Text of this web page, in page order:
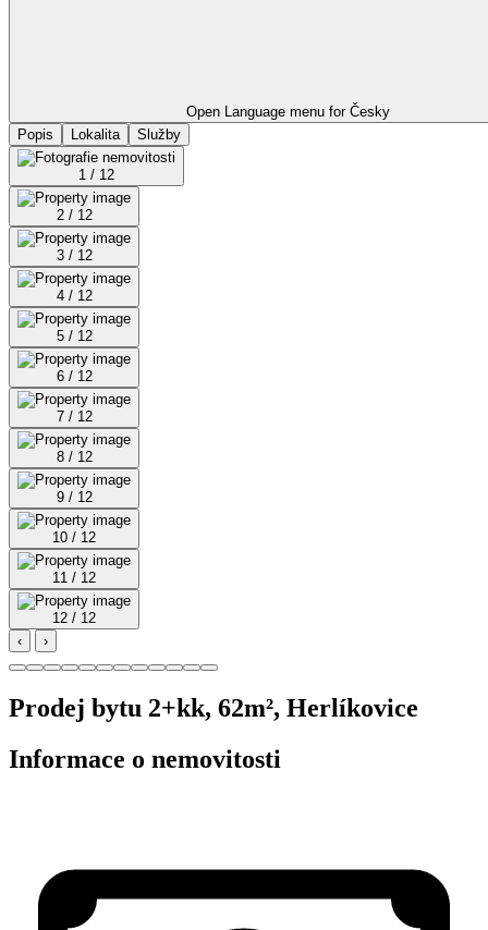
Open Language menu for Česky
Popis
Lokalita Služby
1 / 12
2 / 12
3 / 12
4 / 12
5 / 12
6 / 12
7 / 12
8 / 12
9 / 12
10 / 12
11 / 12
12 / 12
‹
›
Prodej bytu 2+kk, 62m², Herlíkovice
Informace o nemovitosti